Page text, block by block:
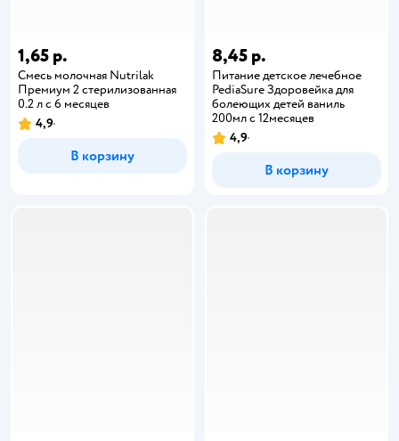
1,65 р.
Смесь молочная Nutrilak
Премиум 2 стерилизованная
0.2 л с 6 месяцев
4,9
В корзину
8,45 р.
Питание детское лечебное
PediaSure Здоровейка для
болеющих детей ваниль
200мл с 12месяцев
4,9
В корзину